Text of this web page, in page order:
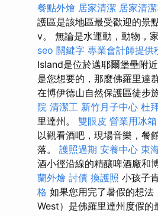
餐點外燴 居家清潔 居家清
護區是該地區最受歡迎的景
v。 無論是水運動，動物，
seo 關鍵字 專業會計師提供
Island是位於邁耶爾堡壘附
是您想要的，那麼佛羅里達
在博伊德山自然保護區徒步
院 清潔工 新竹月子中心 杜
里達州。 雙眼皮 營業用冰箱
以觀看酒吧，現場音樂，餐
落。 護照過期 安養中心 東
酒小徑沿線的精釀啤酒廠和
蘭外燴 討債 換護照 小孩子
格 如果您用完了暑假的想
West）是佛羅里達州度假的